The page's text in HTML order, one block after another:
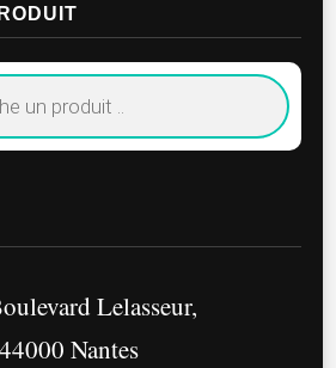
Lelasseur,
44000 Nantes